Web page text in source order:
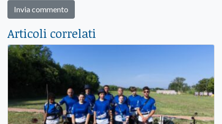
Articoli correlati